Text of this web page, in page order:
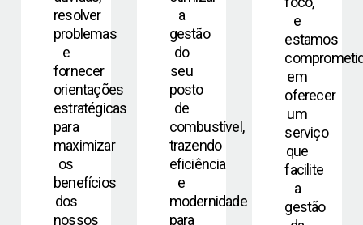
resolver
problemas
e
fornecer
orientações
estratégicas
para
maximizar
os
benefícios
dos
nossos
a
gestão
do
seu
posto
de
combustível,
trazendo
eficiência
e
modernidade
para
e
estamos
em
oferecer
um
serviço
que
facilite
a
gestão